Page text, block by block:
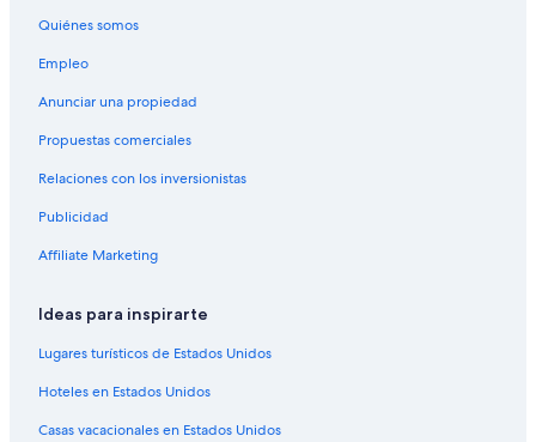
Quiénes somos
Empleo
Anunciar una propiedad
Propuestas comerciales
Relaciones con los inversionistas
Publicidad
Affiliate Marketing
Ideas para inspirarte
Lugares turísticos de Estados Unidos
Hoteles en Estados Unidos
Casas vacacionales en Estados Unidos